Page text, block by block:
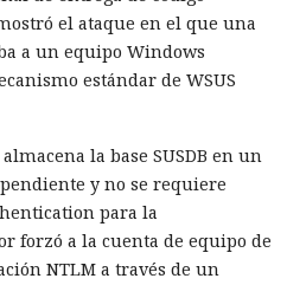
el ataque en el que una
a un equipo Windows
estándar de WSUS
la base SUSDB en un
y no se requiere
para la
forzó a la cuenta de equipo de
NTLM a través de un